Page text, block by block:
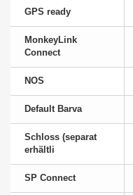
GPS ready
MonkeyLink
Connect
NOS
Default Barva
Schloss (separat
erhältli
SP Connect